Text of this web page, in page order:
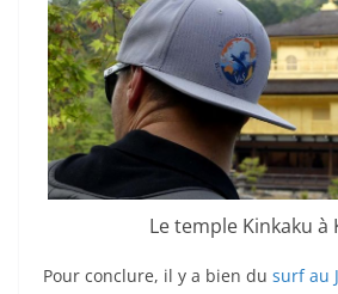
Le temple Kinkaku à
Pour conclure, il y a bien du surf au